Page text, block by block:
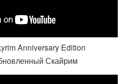
Anniversary Edition
Скайрим